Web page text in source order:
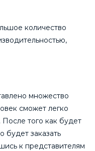
количество
множество
сможет легко
того как будет
заказать
к представителям